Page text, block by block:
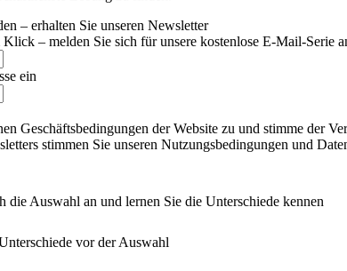
– erhalten Sie unseren Newsletter
– melden Sie sich für unsere kostenlose E-Mail-Serie
ein
Geschäftsbedingungen der Website zu und stimme der
stimmen Sie unseren Nutzungsbedingungen und
die Auswahl an und lernen Sie die Unterschiede kennen
vor der Auswahl